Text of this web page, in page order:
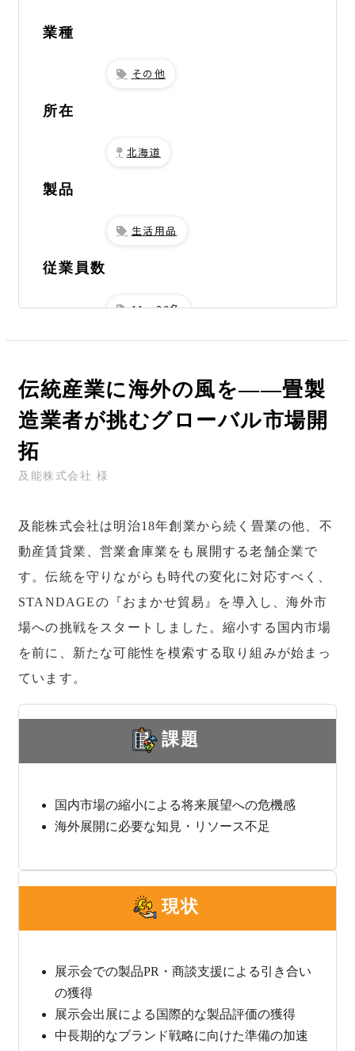
伝統産業に海外の風を――畳製
造業者が挑むグローバル市場開
拓
及能株式会社 様
及能株式会社は明治18年創業から続く畳業の他、不
動産賃貸業、営業倉庫業をも展開する老舗企業で
す。伝統を守りながらも時代の変化に対応すべく、
STANDAGEの『おまかせ貿易』を導入し、海外市
場への挑戦をスタートしました。縮小する国内市場
を前に、新たな可能性を模索する取り組みが始まっ
ています。
課題
国内市場の縮小による将来展望への危機感
海外展開に必要な知見・リソース不足
現状
展示会での製品PR・商談支援による引き合い
の獲得
展示会出展による国際的な製品評価の獲得
中長期的なブランド戦略に向けた準備の加速
業種
その他
所在
北海道
製品
生活用品
従業員数
11～30名
導入サービス
おまかせ貿易